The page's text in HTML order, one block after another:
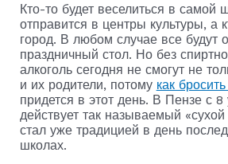
Кто-то будет веселиться в самой
отправится в центры культуры, а
город. В любом случае все будут
праздничный стол. Но без
алкоголь сегодня не смогут не
и их родители, потому как
придется в этот день. В Пензе с 8
действует так называемый
стал уже традицией в день
школах.